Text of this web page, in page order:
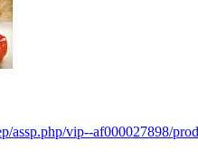
assp.php/vip--af000027898/